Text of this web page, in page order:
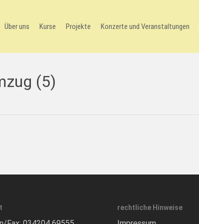
Über uns Kurse Projekte Konzerte und Veranstaltungen
(5)
rechtliche Hinweise